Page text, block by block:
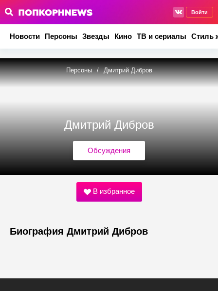
Войти
Новости Персоны Звезды Кино ТВ и сериалы Стиль
Персоны / Дмитрий Дибров
Дмитрий Дибров
Обсуждения
В избранное
Биография Дмитрий Дибров